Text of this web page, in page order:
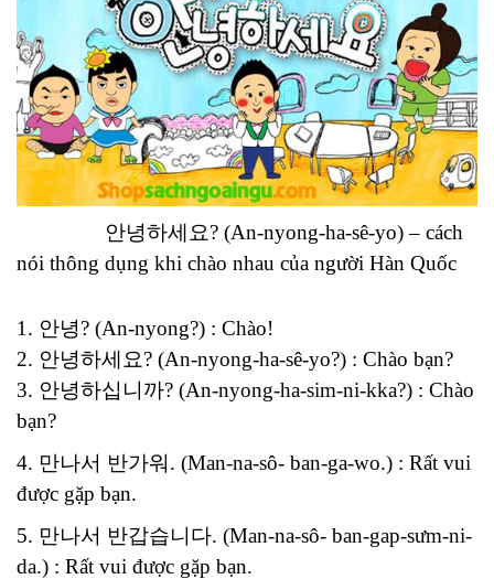
안녕하세요? (An-nyong-ha-sê-yo) – cách
nói thông dụng khi chào nhau của người Hàn Quốc
1. 안녕? (An-nyong?) : Chào!
2. 안녕하세요? (An-nyong-ha-sê-yo?) : Chào bạn?
3. 안녕하십니까? (An-nyong-ha-sim-ni-kka?) : Chào
bạn?
4. 만나서 반가워. (Man-na-sô- ban-ga-wo.) : Rất vui
được gặp bạn.
5. 만나서 반갑습니다. (Man-na-sô- ban-gap-sưm-ni-
da.) : Rất vui được gặp bạn.